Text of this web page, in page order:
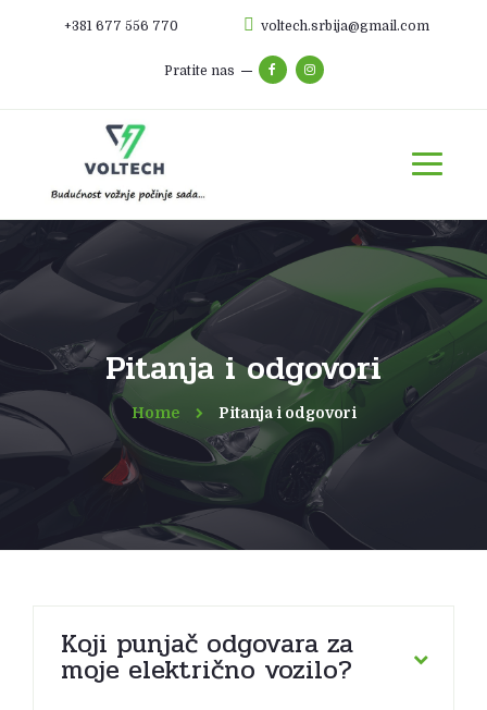
+381 677 556 770 voltech.srbija@gmail.com
Pratite nas
Pitanja i odgovori
Home Pitanja i odgovori
Koji punjač odgovara za
moje električno vozilo?